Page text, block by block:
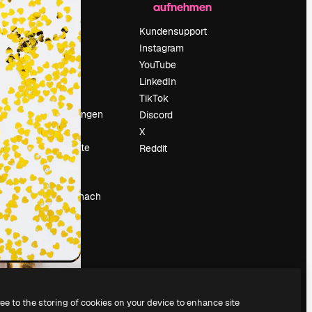
Preise
Über uns
Reviews
Karriere
Suchtrends
Blog
Veranstaltungen
Slidesgo
Deine Inhalte
verkaufen
Pressesaal
Suchst du nach
magnific.ai
aufnehmen
Kundensupport
Instagram
YouTube
LinkedIn
TikTok
Discord
X
Reddit
to the storing of cookies on your device to enhance site